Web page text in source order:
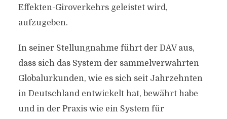
Effekten-Giroverkehrs geleistet wird,
aufzugeben.
In seiner Stellungnahme führt der DAV aus,
dass sich das System der sammelverwahrten
Globalurkunden, wie es sich seit Jahrzehnten
in Deutschland entwickelt hat, bewährt habe
und in der Praxis wie ein System für